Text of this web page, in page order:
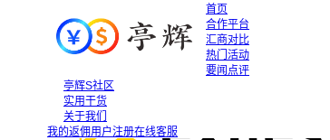
首页
合作平台
汇商对比
热门活动
要闻点评
亭辉S社区
实用干货
关于我们
我的返佣用户注册在线客服
金价、银价创历史新高后遭遇大幅获利了结
2025-12-30